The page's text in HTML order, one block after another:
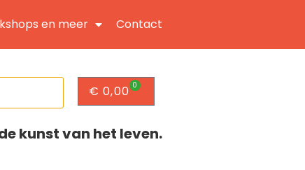
en meer Contact
€ 0,00 0
kunst van het leven.